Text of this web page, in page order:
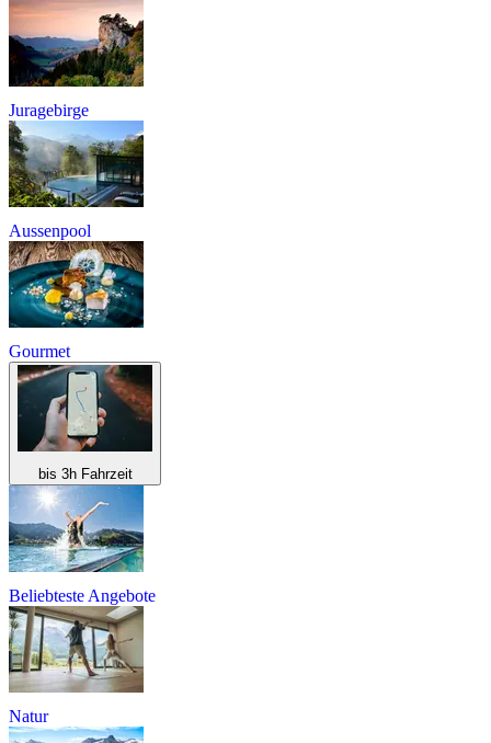
Juragebirge
Aussenpool
Gourmet
bis 3h Fahrzeit
Beliebteste Angebote
Natur